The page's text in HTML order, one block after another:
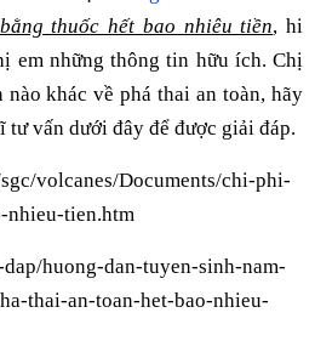
thuốc hết bao nhiêu tiền, hi
em những thông tin hữu ích. Chị
nào khác về phá thai an toàn, hãy
tư vấn dưới đây để được giải đáp.
volcanes/Documents/chi-phi-
nhieu-tien.htm
huong-dan-tuyen-sinh-nam-
thai-an-toan-het-bao-nhieu-